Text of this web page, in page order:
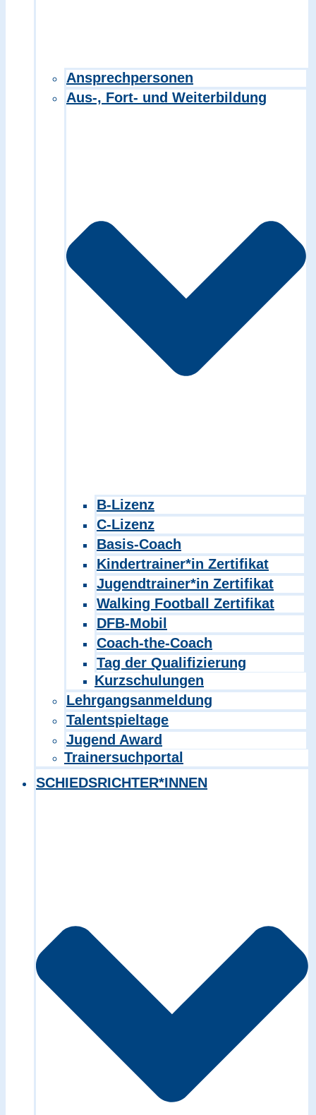
Ansprechpersonen
Aus-, Fort- und Weiterbildung
B-Lizenz
C-Lizenz
Basis-Coach
Kindertrainer*in Zertifikat
Jugendtrainer*in Zertifikat
Walking Football Zertifikat
DFB-Mobil
Coach-the-Coach
Tag der Qualifizierung
Kurzschulungen
Lehrgangsanmeldung
Talentspieltage
Jugend Award
Trainersuchportal
SCHIEDSRICHTER*INNEN